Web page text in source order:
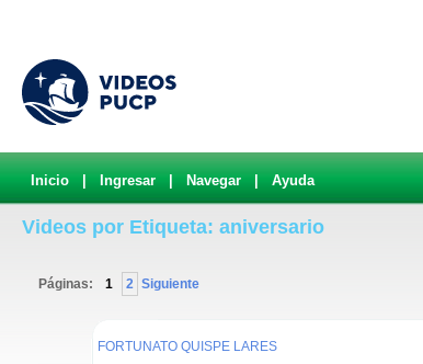
Inicio Ingresar Navegar Ayuda
Videos por Etiqueta: aniversario
Páginas: 1 2 Siguiente
FORTUNATO QUISPE LARES